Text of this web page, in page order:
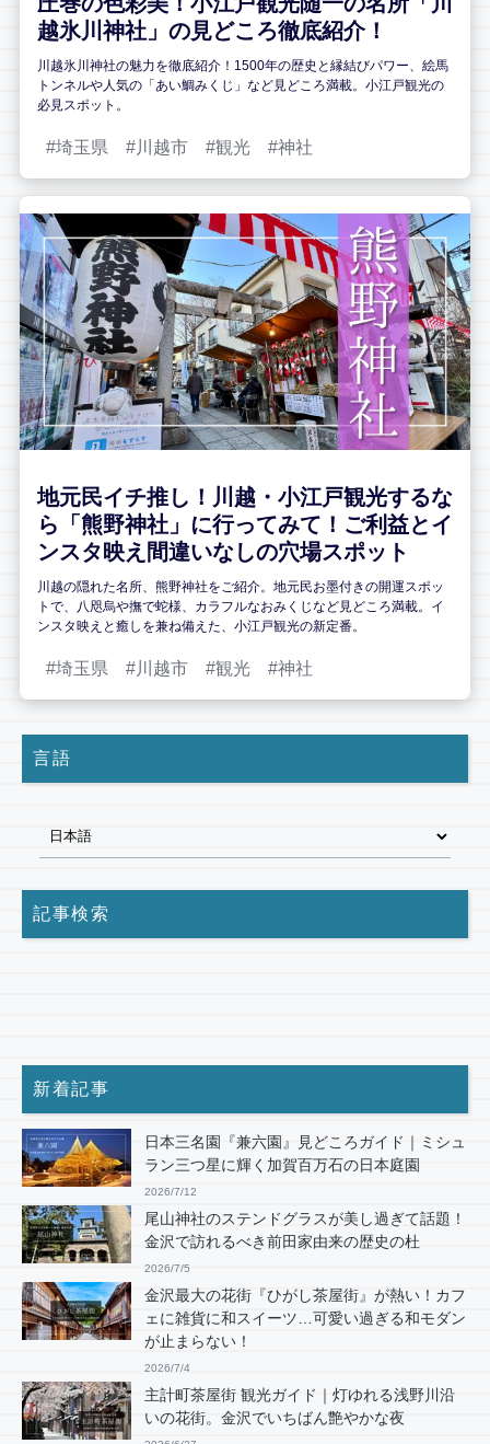
越氷川神社」の見どころ徹底紹介！
川越氷川神社の魅力を徹底紹介！1500年の歴史と縁結びパワー、絵馬
トンネルや人気の「あい鯛みくじ」など見どころ満載。小江戸観光の
必見スポット。
埼玉県 川越市 観光 神社
地元民イチ推し！川越・小江戸観光するな
ら「熊野神社」に行ってみて！ご利益とイ
ンスタ映え間違いなしの穴場スポット
川越の隠れた名所、熊野神社をご紹介。地元民お墨付きの開運スポッ
トで、八咫烏や撫で蛇様、カラフルなおみくじなど見どころ満載。イ
ンスタ映えと癒しを兼ね備えた、小江戸観光の新定番。
埼玉県 川越市 観光 神社
言語
記事検索
新着記事
日本三名園『兼六園』見どころガイド｜ミシュ
ラン三つ星に輝く加賀百万石の日本庭園
2026/7/12
尾山神社のステンドグラスが美し過ぎて話題！
金沢で訪れるべき前田家由来の歴史の杜
2026/7/5
金沢最大の花街『ひがし茶屋街』が熱い！カフ
ェに雑貨に和スイーツ…可愛い過ぎる和モダン
が止まらない！
2026/7/4
主計町茶屋街 観光ガイド｜灯ゆれる浅野川沿
いの花街。金沢でいちばん艶やかな夜